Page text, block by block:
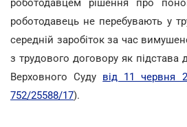
роботодавцем рішення про
роботодавець не перебувають у
середній заробіток за час
з трудового договору як
Верховного Суду від 11 червня
752/25588/17).